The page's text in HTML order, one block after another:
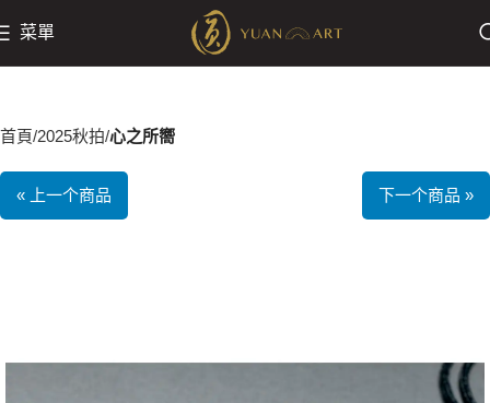
菜單
首頁 2025秋拍 心之所嚮
« 上一个商品 下一个商品 »